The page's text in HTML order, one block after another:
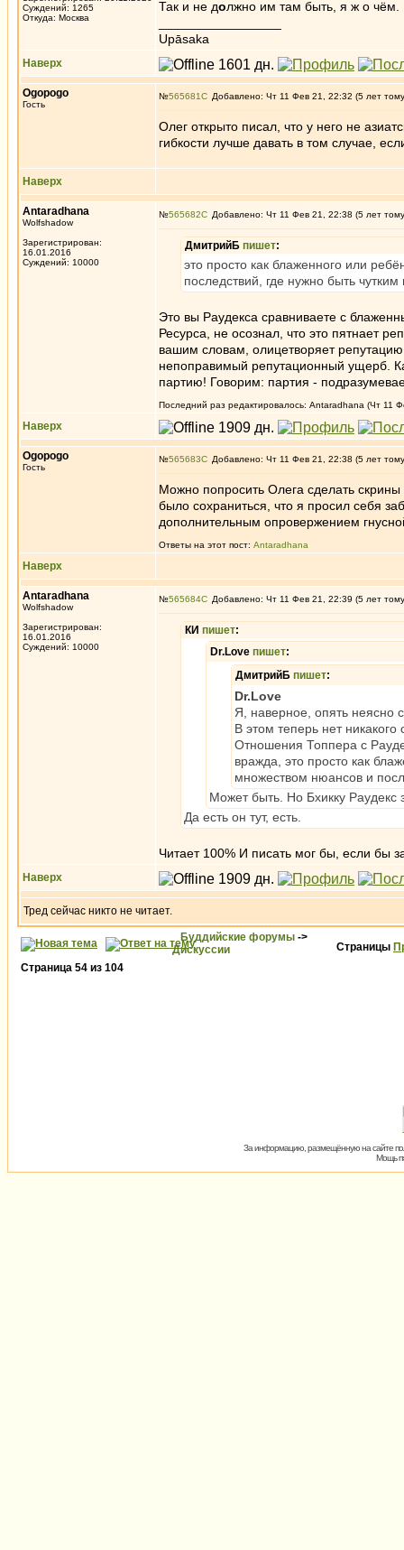
Суждений: 1265
Откуда: Москва
Так и не должно им там быть, я ж о чём.
Upāsaka
Наверх
Ogopogo
Гость
№565681 Добавлено: Чт 11 Фев 21, 22:32 (5 лет
Олег открыто писал, что у него не
гибкости лучше давать в том случае,
Наверх
Antaradhana
Wolfshadow
Зарегистрирован:
16.01.2016
Суждений: 10000
№565682 Добавлено: Чт 11 Фев 21, 22:38 (5 лет
ДмитрийБ пишет:
это просто как блаженного или
последствий, где нужно быть
Это вы Раудекса сравниваете с
Ресурса, не осознал, что это пятнает
вашим словам, олицетворяет
непоправимый репутационный ущерб.
партию! Говорим: партия -
Последний раз редактировалось: Antaradhana (Чт 11
Наверх
Ogopogo
Гость
№565683 Добавлено: Чт 11 Фев 21, 22:38 (5 лет
Можно попросить Олега сделать
было сохраниться, что я просил себя
дополнительным опровержением
Ответы на этот пост: Antaradhana
Наверх
Antaradhana
Wolfshadow
Зарегистрирован:
16.01.2016
Суждений: 10000
№565684 Добавлено: Чт 11 Фев 21, 22:39 (5 лет
КИ пишет:
Dr.Love пишет:
ДмитрийБ пишет:
Dr.Love
Я, наверное, опять неясно
В этом теперь нет
Отношения Топпера с
вражда, это просто как
множеством нюансов и
Может быть. Но Бхикку
Да есть он тут, есть.
Читает 100% И писать мог бы, если бы
Наверх
Тред сейчас никто не читает.
Буддийские форумы ->
Дискуссии
Страницы
Страница 54 из 104
За информацию, размещённую на сайте
Мощь